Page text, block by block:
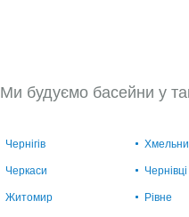
Ми будуємо басейни у
Чернігів
Черкаси
Житомир
Чернівці
Рівне